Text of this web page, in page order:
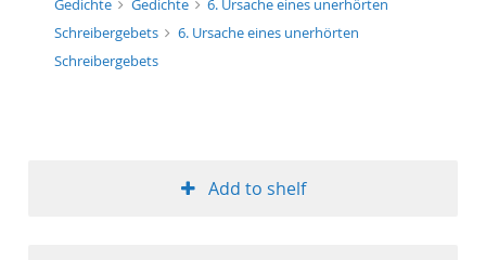
Gedichte
Gedichte
6. Ursache eines unerhörten
Schreibergebets
6. Ursache eines unerhörten
Schreibergebets
Add to shelf